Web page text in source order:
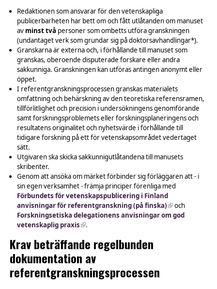
Redaktionen som ansvarar för den vetenskapliga
publicerbarheten har bett om och fått utlåtanden om manuset
av minst två personer som ombetts utföra granskningen
(undantaget verk som grundar sig på doktorsavhandlingar*).
Granskarna är externa och, i förhållande till manuset som
granskas, oberoende disputerade forskare eller andra
sakkunniga. Granskningen kan utföras antingen anonymt eller
öppet.
I referentgranskningsprocessen granskas materialets
omfattning och behärskning av den teoretiska referensramen,
tillförlitlighet och precision i undersökningens genomförande
samt forskningsproblemets eller forskningsplaneringens och
resultatens originalitet och nyhetsvärde i förhållande till
tidigare forskning på ett för vetenskapsområdet vedertaget
sätt.
Utgivaren ska skicka sakkunnigutlåtandena till manusets
skribenter.
Genom att ansöka om märket förbinder sig förläggaren att - i
sin egen verksamhet - främja principer förenliga med
Förbundets för vetenskapspublicering i Finland
anvisningar för referentgranskning (på finska)(link is
external)
och
Forskningsetiska delegationens anvisningar om god
vetenskaplig praxis(link is external)
.
Krav beträffande regelbunden
dokumentation av
referentgranskningsprocessen